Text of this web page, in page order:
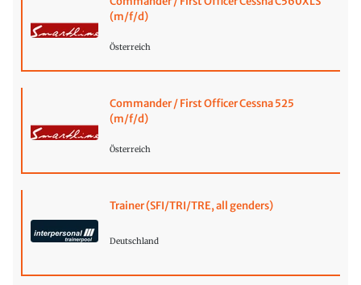
(m/f/d)
Österreich
Commander / First Officer Cessna 525
(m/f/d)
Österreich
Trainer (SFI/TRI/TRE, all genders)
Deutschland